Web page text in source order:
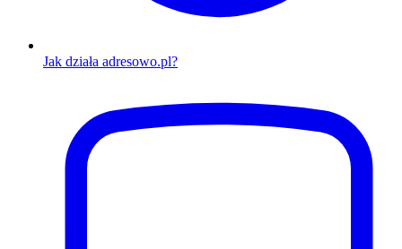
Jak działa adresowo.pl?